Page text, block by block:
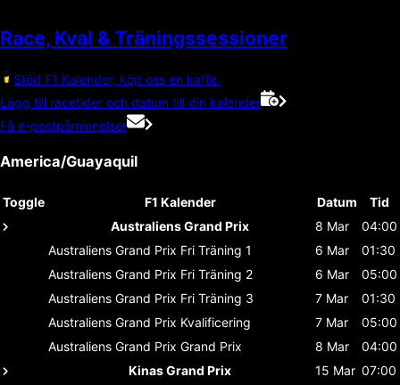
Race, Kval & Träningssessioner
Stöd F1 Kalender, köp oss en kaffe.
Lägg till racetider och datum till din kalender
Få e-postpåminnelser
America/Guayaquil
Toggle F1 Kalender Datum
Tid
Australiens Grand Prix
8 Mar
04:00
Australiens Grand Prix Fri Träning 1 6 Mar
01:30
Australiens Grand Prix Fri Träning 2 6 Mar
05:00
Australiens Grand Prix Fri Träning 3 7 Mar
01:30
Australiens Grand Prix Kvalificering 7 Mar
05:00
Australiens Grand Prix Grand Prix 8 Mar
04:00
Kinas Grand Prix
15 Mar 07:00